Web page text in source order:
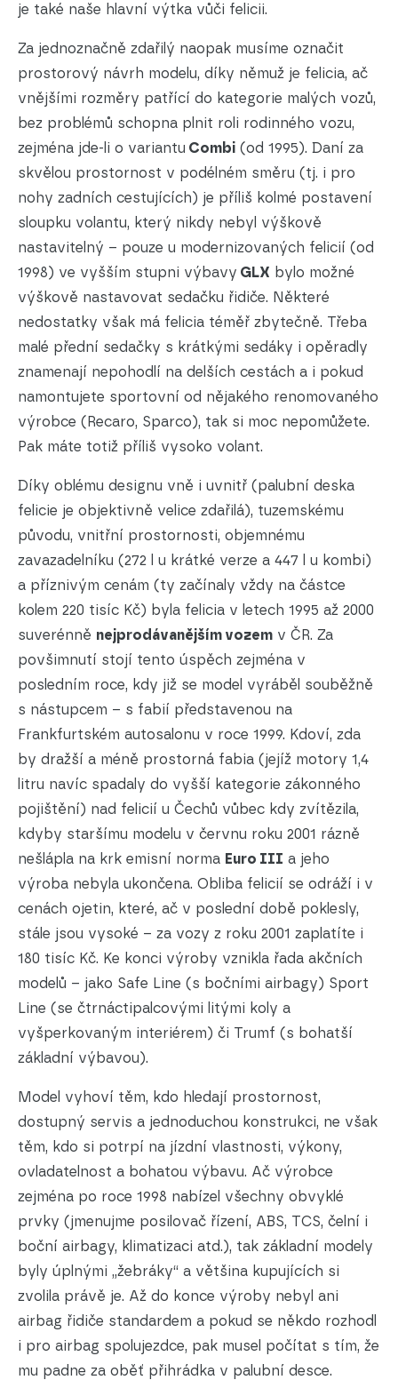
je také naše hlavní výtka vůči felicii.
Za jednoznačně zdařilý naopak musíme označit
prostorový návrh modelu, díky němuž je felicia, ač
vnějšími rozměry patřící do kategorie malých vozů,
bez problémů schopna plnit roli rodinného vozu,
zejména jde-li o variantu Combi (od 1995). Daní za
skvělou prostornost v podélném směru (tj. i pro
nohy zadních cestujících) je příliš kolmé postavení
sloupku volantu, který nikdy nebyl výškově
nastavitelný – pouze u modernizovaných felicií (od
1998) ve vyšším stupni výbavy GLX bylo možné
výškově nastavovat sedačku řidiče. Některé
nedostatky však má felicia téměř zbytečně. Třeba
malé přední sedačky s krátkými sedáky i opěradly
znamenají nepohodlí na delších cestách a i pokud
namontujete sportovní od nějakého renomovaného
výrobce (Recaro, Sparco), tak si moc nepomůžete.
Pak máte totiž příliš vysoko volant.
Díky oblému designu vně i uvnitř (palubní deska
felicie je objektivně velice zdařilá), tuzemskému
původu, vnitřní prostornosti, objemnému
zavazadelníku (272 l u krátké verze a 447 l u kombi)
a příznivým cenám (ty začínaly vždy na částce
kolem 220 tisíc Kč) byla felicia v letech 1995 až 2000
suverénně nejprodávanějším vozem v ČR. Za
povšimnutí stojí tento úspěch zejména v
posledním roce, kdy již se model vyráběl souběžně
s nástupcem – s fabií představenou na
Frankfurtském autosalonu v roce 1999. Kdoví, zda
by dražší a méně prostorná fabia (jejíž motory 1,4
litru navíc spadaly do vyšší kategorie zákonného
pojištění) nad felicií u Čechů vůbec kdy zvítězila,
kdyby staršímu modelu v červnu roku 2001 rázně
nešlápla na krk emisní norma Euro III a jeho
výroba nebyla ukončena. Obliba felicií se odráží i v
cenách ojetin, které, ač v poslední době poklesly,
stále jsou vysoké – za vozy z roku 2001 zaplatíte i
180 tisíc Kč. Ke konci výroby vznikla řada akčních
modelů – jako Safe Line (s bočními airbagy) Sport
Line (se čtrnáctipalcovými litými koly a
vyšperkovaným interiérem) či Trumf (s bohatší
základní výbavou).
Model vyhoví těm, kdo hledají prostornost,
dostupný servis a jednoduchou konstrukci, ne však
těm, kdo si potrpí na jízdní vlastnosti, výkony,
ovladatelnost a bohatou výbavu. Ač výrobce
zejména po roce 1998 nabízel všechny obvyklé
prvky (jmenujme posilovač řízení, ABS, TCS, čelní i
boční airbagy, klimatizaci atd.), tak základní modely
byly úplnými „žebráky“ a většina kupujících si
zvolila právě je. Až do konce výroby nebyl ani
airbag řidiče standardem a pokud se někdo rozhodl
i pro airbag spolujezdce, pak musel počítat s tím, že
mu padne za oběť přihrádka v palubní desce.